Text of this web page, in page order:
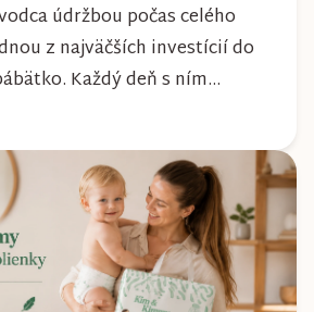
údržbou počas celého
z najväčších investícií do
Každý deň s ním
po meste, v parkoch,
aj počas nepriaznivého
starostlivosťou si však
že vám bude spoľahlivo slúžiť
si svoj krásny vzhľ...